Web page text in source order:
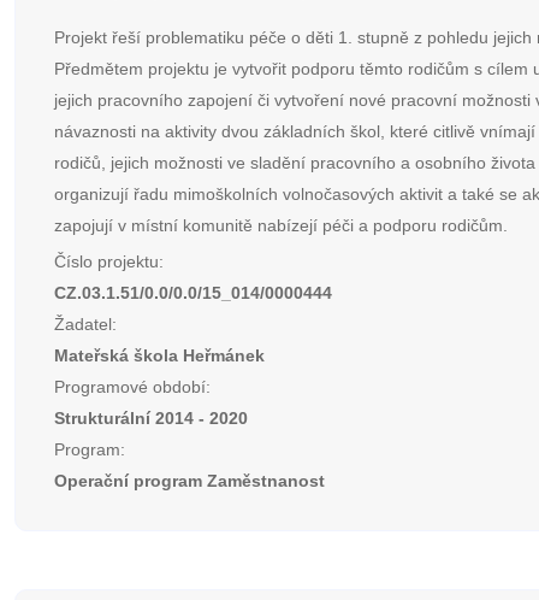
Projekt řeší problematiku péče o děti 1. stupně z pohledu jejich
Předmětem projektu je vytvořit podporu těmto rodičům s cílem
jejich pracovního zapojení či vytvoření nové pracovní možnosti
návaznosti na aktivity dvou základních škol, které citlivě
rodičů, jejich možnosti ve sladění pracovního a osobního života
organizují řadu mimoškolních volnočasových aktivit a také se
zapojují v místní komunitě nabízejí péči a podporu rodičům.
Číslo projektu:
CZ.03.1.51/0.0/0.0/15_014/0000444
Žadatel:
Mateřská škola Heřmánek
Programové období:
Strukturální 2014 - 2020
Program:
Operační program Zaměstnanost